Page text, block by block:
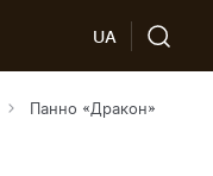
UA
Панно «Дракон»